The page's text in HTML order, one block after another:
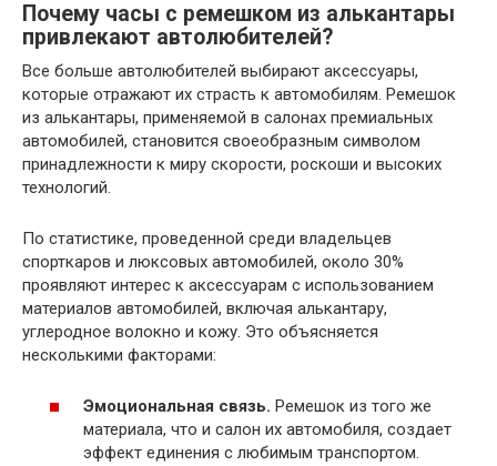
Почему часы с ремешком из алькантары
привлекают автолюбителей?
Все больше автолюбителей выбирают аксессуары,
которые отражают их страсть к автомобилям. Ремешок
из алькантары, применяемой в салонах премиальных
автомобилей, становится своеобразным символом
принадлежности к мирy скорости, роскоши и высоких
технологий.
По статистике, проведенной среди владельцев
спорткаров и люксовых автомобилей, около 30%
проявляют интерес к аксессуарам с использованием
материалов автомобилей, включая алькантару,
углеродное волокно и кожу. Это объясняется
несколькими факторами:
Эмоциональная связь. Ремешок из того же
материала, что и салон их автомобиля, создает
эффект единения с любимым транспортом.